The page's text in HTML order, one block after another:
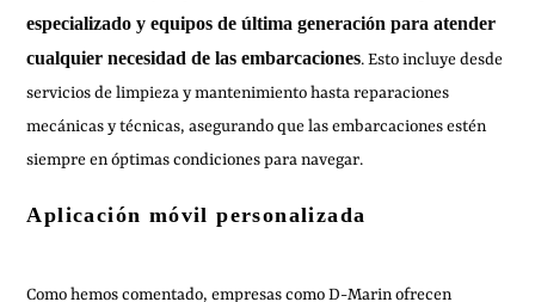
especializado y equipos de última generación para atender
cualquier necesidad de las embarcaciones. Esto incluye desde
servicios de limpieza y mantenimiento hasta reparaciones
mecánicas y técnicas, asegurando que las embarcaciones estén
siempre en óptimas condiciones para navegar.
Aplicación móvil personalizada
Como hemos comentado, empresas como D-Marin ofrecen